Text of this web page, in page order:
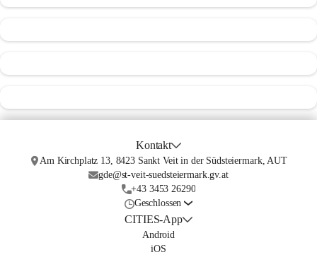
Kontakt
Am Kirchplatz 13, 8423 Sankt Veit in der Südsteiermark, AUT
gde@st-veit-suedsteiermark.gv.at
+43 3453 26290
Geschlossen
CITIES-App
Android
iOS